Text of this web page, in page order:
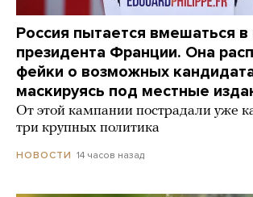
Россия пытается вмешаться
президента Франции. Она
фейки о возможных
маскируясь под местные
От этой кампании пострадали уже
три крупных политика
НОВОСТИ 14 часов назад